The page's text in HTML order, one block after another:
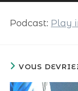
audio
Podcast: Play
VOUS